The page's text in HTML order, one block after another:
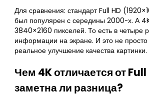
Для сравнения: стандарт Full HD
был популярен с середины 2000-х. А
3840×2160 пикселей. То есть в четыре
информации на экране. И это не
реальное улучшение качества картинки.
Чем 4K отличается от
заметна ли разница?